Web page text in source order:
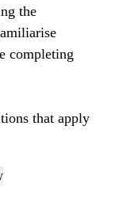
the
completing
that apply